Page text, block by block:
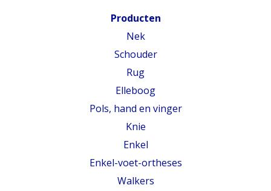
Producten
Nek
Schouder
Rug
Elleboog
Pols, hand en vinger
Knie
Enkel
Enkel-voet-ortheses
Walkers